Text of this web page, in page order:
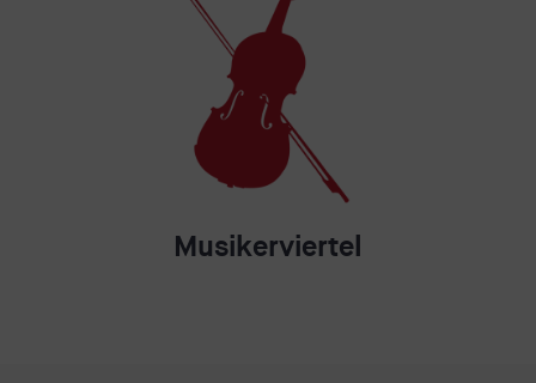
Musikerviertel